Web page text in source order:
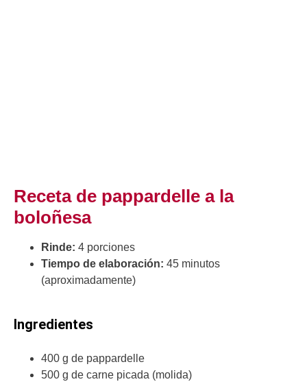
Receta de pappardelle a la
boloñesa
Rinde: 4 porciones
Tiempo de elaboración: 45 minutos
(aproximadamente)
Ingredientes
400 g de pappardelle
500 g de carne picada (molida)